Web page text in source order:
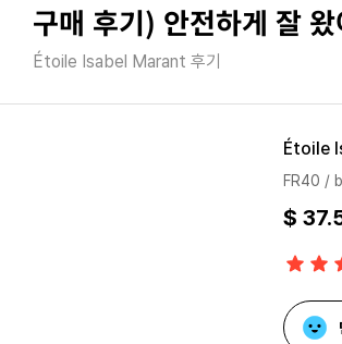
구매 후기) 안전하게 잘
Étoile Isabel Marant 후기
Étoile
FR40 /
$